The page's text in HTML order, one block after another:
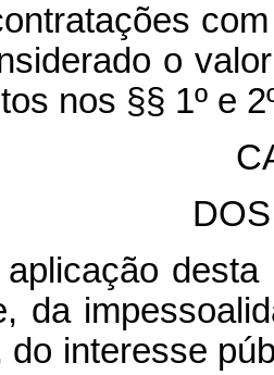
o
nos §§ 1º e
da
do interesse